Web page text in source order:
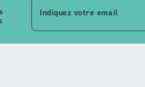
Indiquez votre email